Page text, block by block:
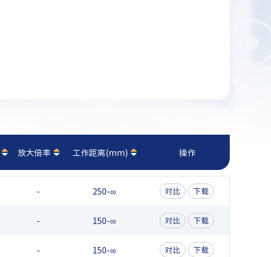
放大倍率 工作距离(mm) 操作
- 250-∞ 对比 下载
- 150-∞ 对比 下载
- 150-∞ 对比 下载